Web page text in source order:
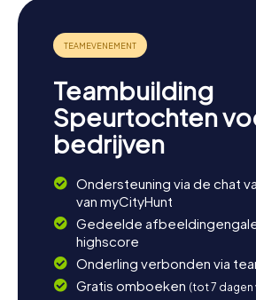
Teambuilding
Speurtochten
bedrijven
Ondersteuning via de chat
van myCityHunt
Gedeelde
highscore
Onderling verbonden via
Gratis omboeken (tot 7 dagen